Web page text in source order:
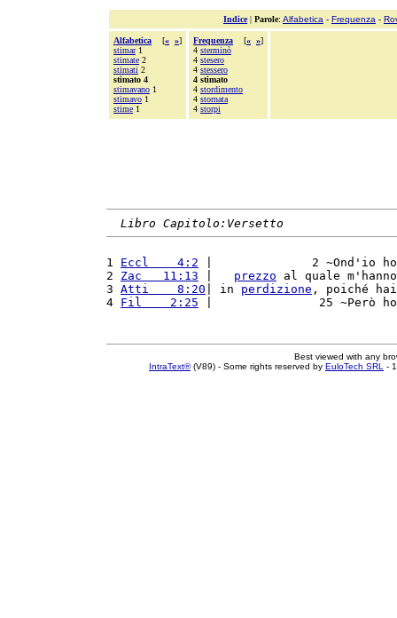
Indice| Parole: Alfabetica - Frequenza -
Alfabetica [« »]
stimar1
stimate 2
stimati 2
stimato 4
stimavano 1
stimavo 1
stime 1
Frequenza [« »]
4 sterminò
4 stesero
4 stessero
4 stimato
4 stordimento
4 stornata
4 storpi
Libro Capitolo:Versetto
1 Eccl    4:2 |              2 ~Ond'io
2 Zac   11:13 prezzo al quale
3 Atti    8:20 | in perdizione , poiché
4 Fil    2:25 |               25 ~Però
Best viewed with any
IntraText®(V89) - Some rights reserved by EuloTech SRL -